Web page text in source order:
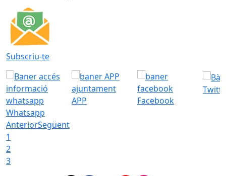
Subscriu-te
Whatsapp
APP Facebook
AnteriorSegüent
1
2
3